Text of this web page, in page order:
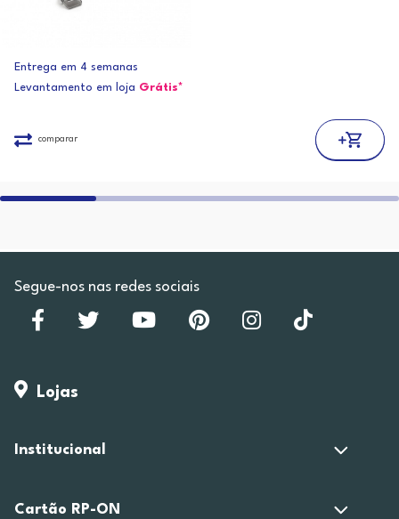
Entrega em 4 semanas
Levantamento em loja Grátis*
comparar
Segue-nos nas redes sociais
Lojas
Institucional
Cartão RP-ON